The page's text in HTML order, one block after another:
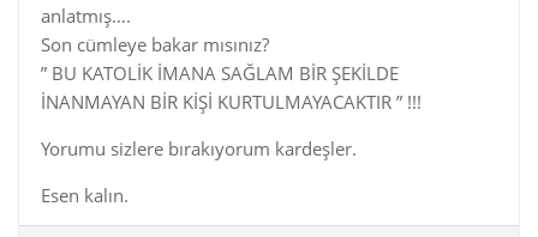
anlatmış….
Son cümleye bakar mısınız?
” BU KATOLİK İMANA SAĞLAM BİR ŞEKİLDE
İNANMAYAN BİR KİŞİ KURTULMAYACAKTIR ” !!!
Yorumu sizlere bırakıyorum kardeşler.
Esen kalın.